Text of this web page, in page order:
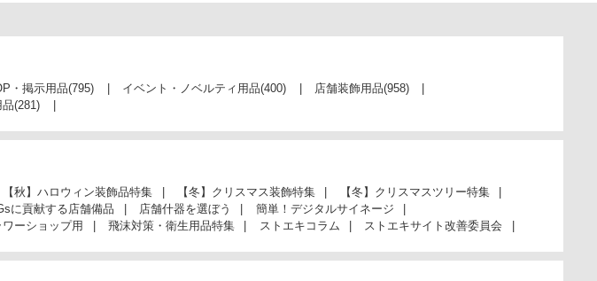
・掲示用品(795) イベント・ノベルティ用品(400) 店舗装飾用品(958)
品(281)
【秋】ハロウィン装飾品特集 【冬】クリスマス装飾特集
【冬】クリスマスツリー特集
に貢献する店舗備品 店舗什器を選ぼう
簡単！デジタルサイネージ
ワーショップ用 飛沫対策・衛生用品特集 ストエキコラム ストエキサイト改善委員会